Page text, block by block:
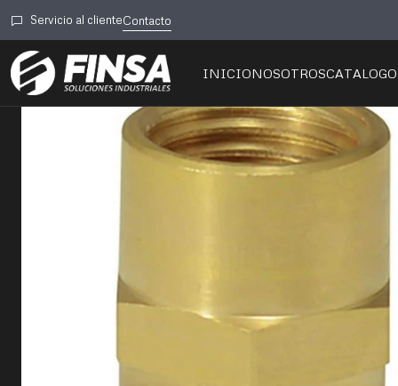
INICIONOSOTROSCATALOGO
Servicio al clienteContacto